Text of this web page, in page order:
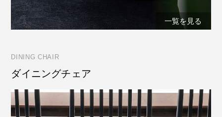
一覧を見る
DINING CHAIR
ダイニングチェア